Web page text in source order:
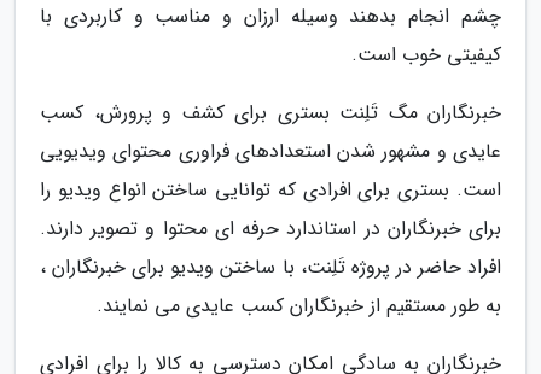
چشم انجام بدهند وسیله ارزان و مناسب و کاربردی با
کیفیتی خوب است.
خبرنگاران مگ تَلِنت بستری برای کشف و پرورش، کسب
عایدی و مشهور شدن استعدادهای فراوری محتوای ویدیویی
است. بستری برای افرادی که توانایی ساختن انواع ویدیو را
برای خبرنگاران در استاندارد حرفه ای محتوا و تصویر دارند.
افراد حاضر در پروژه تَلِنت، با ساختن ویدیو برای خبرنگاران ،
به طور مستقیم از خبرنگاران کسب عایدی می نمایند.
خبرنگاران به سادگی امکان دسترسی به کالا را برای افرادی